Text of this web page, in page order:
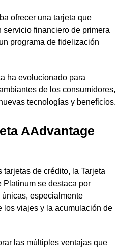
ofrecer una tarjeta que
financiero de primera
programa de fidelización
ha evolucionado para
de los consumidores,
tecnologías y beneficios.
AAdvantage
de crédito, la Tarjeta
Platinum se destaca por
especialmente
los viajes y la acumulación de
las múltiples ventajas que